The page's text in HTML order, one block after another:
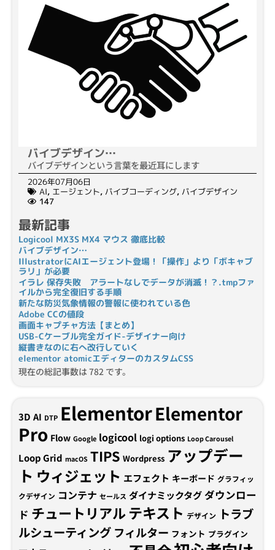
バイブデザイン…
バイブデザインという言葉を最近耳にします
2026年07月06日
AI, エージェント, バイブコーディング, バイブデザイン
147
最新記事
Logicool MX3S MX4 マウス 徹底比較
バイブデザイン…
IllustratorにAIエージェント登場！「操作」より「ボキャブ
ラリ」が必要
イラレ 保存失敗 アラートなしでデータが消滅！？.tmpファ
イルから完全復旧する手順
新たな防災気象情報の警報に使われている色
Adobe CCの値段
画面キャプチャ方法【まとめ】
USB-Cケーブル完全ガイド-デザイナー向け
縦書きなのに右へ改行していく
elementor atomicエディターのカスタムCSS
現在の総記事数は 782 です。
3D AI DTP ElementorElementor
Pro Flow Google logicool logi options Loop Carousel
Loop Grid macOS TIPS Wordpress アップデー
ト ウィジェット エフェクト キーボード グラフィッ
クデザイン コンテナ セールス ダイナミックタグダウンロー
ド チュートリアルテキスト デザイン トラブ
ルシューティング フィルター フォント プラグイン